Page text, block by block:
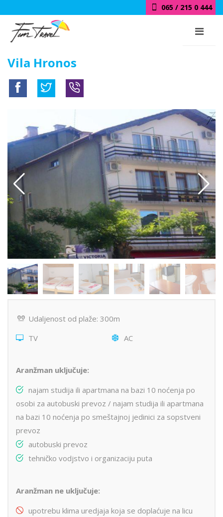
065 / 215 0 444
Vila Hronos
Udaljenost od plaže: 300m
TV
AC
Aranžman uključuje:
najam studija ili apartmana na bazi 10 noćenja po
osobi za autobuski prevoz / najam studija ili apartmana
na bazi 10 noćenja po smeštajnoj jedinici za sopstveni
prevoz
autobuski prevoz
tehničko vodjstvo i organizaciju puta
Aranžman ne uključuje:
upotrebu klima uredjaja koja se doplaćuje na licu